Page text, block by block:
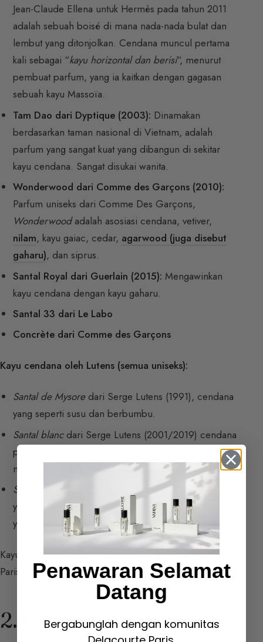
Jean-Claude Ellena untuk Hermès pada tahun 2011
adalah sebuah boisé di mana nada-nada bulat dan
lembut yang ditonjolkan. Cendana muncul pertama
kali sebagai “kayu horizontal dan berisi“, menurut
pembuat parfum, yang ia kaitkan dengan gagasan
sebuah kayu Massoïa.
Tam Dao dari Dyptique (2003): Dinamakan
berdasarkan taman nasional di Vietnam, adalah
parfum yang sangat kuat yang dibangun di sekitar
kayu cendana. Sangat disukai wanita.
Wonderwood dari Comme des Garçons (2010):
Parfum uniseks dari Comme Des Garçons,
Wonderwoodadalah asosiasi cendana, vetiver,
nilam, kayu gaiac, cedar, agarwood (juga disebut
gaharu), dan siprus.
Santal Royal dari Guerlain (2015): Mengawinkan
kayu cendana dengan kayu gaharu.
Santal 33 dari Le Labo
Concrète dari Comme des Garçons
Kayu cendana oleh Lutens (semua uniseks):
Santal de Mysoredari Serge Lutens (1991), cendana
yang seperti susu dan berbumbu.
Santal blancdari Serge Lutens (2001/2019) cendana
putih yang disertai iris, kayu manis, lada merah
muda, dan musk.
Santal majuscule
dari Serge Lutens (2012), cendana
yang berpadu dengan mawar dengan sillage boisé
yang manis dengan nada ringan cokelat.
Kayu cendana hadir dalamValkyriedariDelacourte
Paris.
2. Cedar
Penawaran Selamat
Datang
Bergabunglah dengan komunitas